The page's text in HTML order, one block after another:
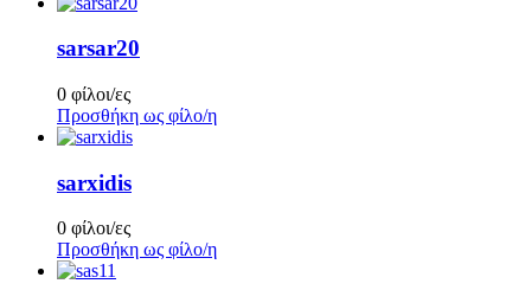
sarsar20
0 φίλοι/ες
Προσθήκη ως φίλο/η
sarxidis
0 φίλοι/ες
Προσθήκη ως φίλο/η